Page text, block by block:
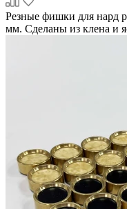
Резные фишки для нард
мм. Сделаны из клена и